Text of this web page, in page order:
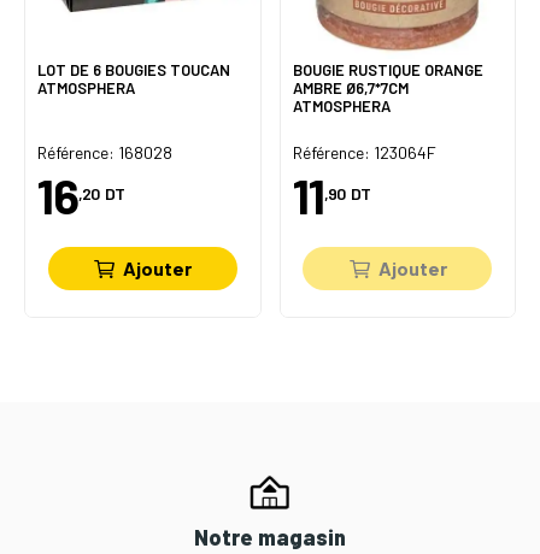
LOT DE 6 BOUGIES TOUCAN
ATMOSPHERA
Référence: 168028
16,20 DT
Ajouter
BOUGIE RUSTIQUE ORANGE
AMBRE Ø6,7*7CM
ATMOSPHERA
Référence: 123064F
11,90 DT
Ajouter
Notre magasin